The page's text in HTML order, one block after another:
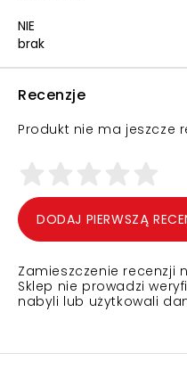
NIE
brak
Recenzje
Produkt nie ma jeszcze
DODAJ PIERWSZĄ
Zamieszczenie recenzji
Sklep nie prowadzi
nabyli lub użytkowali